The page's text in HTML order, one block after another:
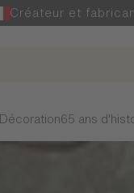
Créateur et
Décoration65 ans